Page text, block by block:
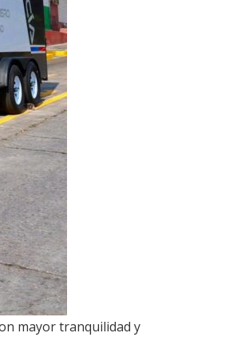
mayor tranquilidad y